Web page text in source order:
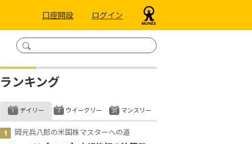
口座開設 ログイン
ランキング
デイリー
岡元兵八郎の米国株マスターへの道
ウイークリー マンスリー